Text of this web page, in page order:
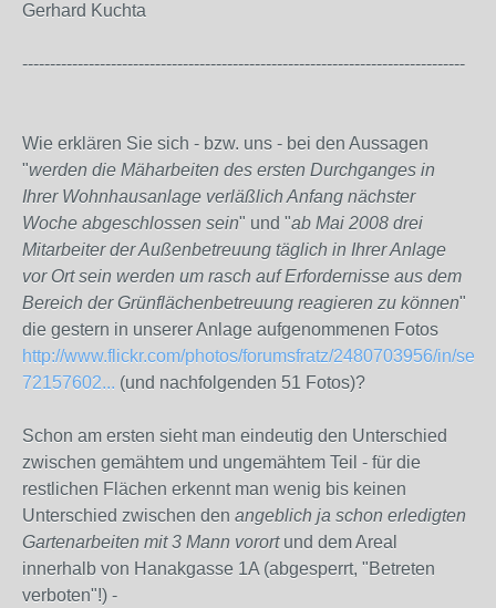
Gerhard Kuchta
--------------------------------------------------------------------------------
Wie erklären Sie sich - bzw. uns - bei den Aussagen
"werden die Mäharbeiten des ersten Durchganges in
Ihrer Wohnhausanlage verläßlich Anfang nächster
Woche abgeschlossen sein" und "ab Mai 2008 drei
Mitarbeiter der Außenbetreuung täglich in Ihrer Anlage
vor Ort sein werden um rasch auf Erfordernisse aus dem
Bereich der Grünflächenbetreuung reagieren zu können"
die gestern in unserer Anlage aufgenommenen Fotos
http://www.flickr.com/photos/forumsfratz/2480703956/in/set-
72157602... (und nachfolgenden 51 Fotos)?
Schon am ersten sieht man eindeutig den Unterschied
zwischen gemähtem und ungemähtem Teil - für die
restlichen Flächen erkennt man wenig bis keinen
Unterschied zwischen den angeblich ja schon erledigten
Gartenarbeiten mit 3 Mann vorortund dem Areal
innerhalb von Hanakgasse 1A (abgesperrt, "Betreten
verboten"!) -